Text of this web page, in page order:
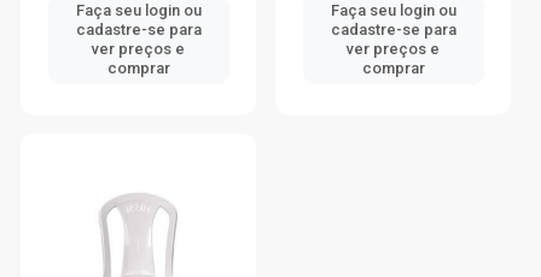
Faça seu login ou
cadastre-se para
ver preços e
comprar
Faça seu login ou
cadastre-se para
ver preços e
comprar